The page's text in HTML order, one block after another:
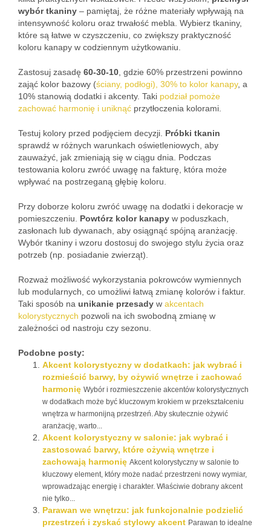
wybór tkaniny – pamiętaj, że różne materiały wpływają na
intensywność koloru oraz trwałość mebla. Wybierz tkaniny,
które są łatwe w czyszczeniu, co zwiększy praktyczność
koloru kanapy w codziennym użytkowaniu.
Zastosuj zasadę 60-30-10 , gdzie 60% przestrzeni powinno
zająć kolor bazowy (ściany, podłogi), 30% to kolor kanapy, a
10% stanowią dodatki i akcenty. Taki podział pomoże
zachować harmonię i uniknąć przytłoczenia kolorami.
Testuj kolory przed podjęciem decyzji. Próbki tkanin
sprawdź w różnych warunkach oświetleniowych, aby
zauważyć, jak zmieniają się w ciągu dnia. Podczas
testowania koloru zwróć uwagę na fakturę, która może
wpływać na postrzeganą głębię koloru.
Przy doborze koloru zwróć uwagę na dodatki i dekoracje w
pomieszczeniu. Powtórz kolor kanapy w poduszkach,
zasłonach lub dywanach, aby osiągnąć spójną aranżację.
Wybór tkaniny i wzoru dostosuj do swojego stylu życia oraz
potrzeb (np. posiadanie zwierząt).
Rozważ możliwość wykorzystania pokrowców wymiennych
lub modularnych, co umożliwi łatwą zmianę kolorów i faktur.
Taki sposób na unikanie przesady w akcentach
kolorystycznych pozwoli na ich swobodną zmianę w
zależności od nastroju czy sezonu.
Podobne posty:
Akcent kolorystyczny w dodatkach: jak wybrać i
rozmieścić barwy, by ożywić wnętrze i zachować
harmonię Wybór i rozmieszczenie akcentów kolorystycznych
w dodatkach może być kluczowym krokiem w przekształceniu
wnętrza w harmonijną przestrzeń. Aby skutecznie ożywić
aranżację, warto...
Akcent kolorystyczny w salonie: jak wybrać i
zastosować barwy, które ożywią wnętrze i
zachowają harmonię Akcent kolorystyczny w salonie to
kluczowy element, który może nadać przestrzeni nowy wymiar,
wprowadzając energię i charakter. Właściwie dobrany akcent
nie tylko...
Parawan we wnętrzu: jak funkcjonalnie podzielić
przestrzeń i zyskać stylowy akcent Parawan to idealne